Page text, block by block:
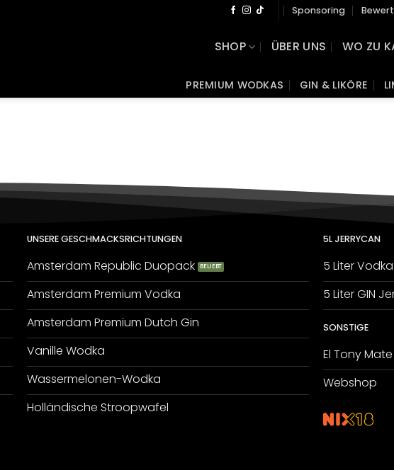
Sponsoring
SHOP ÜBER UNS WO ZU
PREMIUM WODKAS GIN & LIKÖRE
UNSERE GESCHMACKSRICHTUNGEN
Amsterdam Republic Duopack
Amsterdam Premium Vodka
Amsterdam Premium Dutch Gin
Vanille Wodka
Wassermelonen-Wodka
Holländische Stroopwafel
5L JERRYCAN
5 Liter
5 Liter GIN
SONSTIGE
El Tony Mate
Webshop